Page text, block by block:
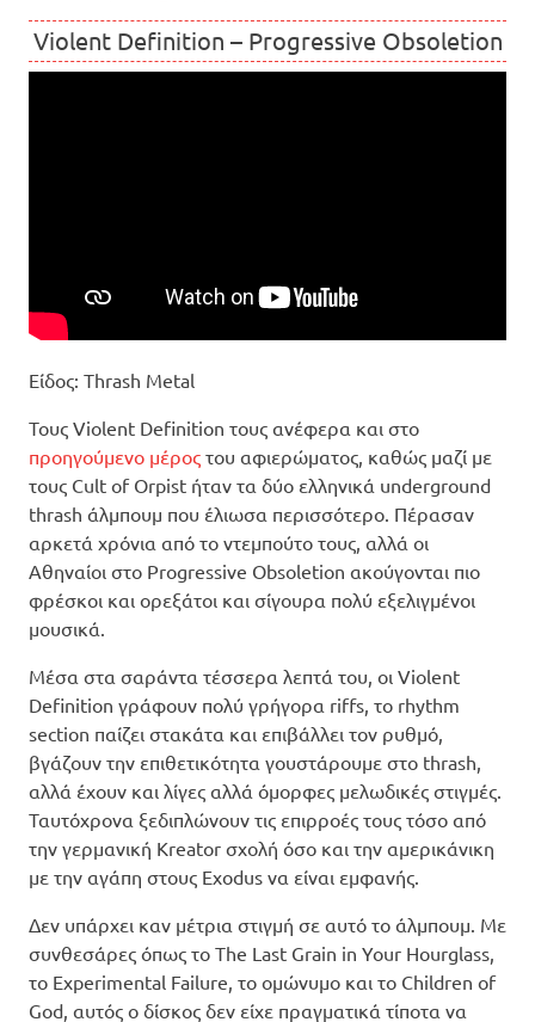
Violent Definition – Progressive Obsoletion
Είδος: Thrash Metal
Τους Violent Definition τους ανέφερα και στο
προηγούμενο μέρος του αφιερώματος, καθώς μαζί με
τους Cult of Orpist ήταν τα δύο ελληνικά underground
thrash άλμπουμ που έλιωσα περισσότερο. Πέρασαν
αρκετά χρόνια από το ντεμπούτο τους, αλλά οι
Αθηναίοι στο Progressive Obsoletion ακούγονται πιο
φρέσκοι και ορεξάτοι και σίγουρα πολύ εξελιγμένοι
μουσικά.
Μέσα στα σαράντα τέσσερα λεπτά του, οι Violent
Definition γράφουν πολύ γρήγορα riffs, το rhythm
section παίζει στακάτα και επιβάλλει τον ρυθμό,
βγάζουν την επιθετικότητα γουστάρουμε στο thrash,
αλλά έχουν και λίγες αλλά όμορφες μελωδικές στιγμές.
Ταυτόχρονα ξεδιπλώνουν τις επιρροές τους τόσο από
την γερμανική Kreator σχολή όσο και την αμερικάνικη
με την αγάπη στους Exodus να είναι εμφανής.
Δεν υπάρχει καν μέτρια στιγμή σε αυτό το άλμπουμ. Με
συνθεσάρες όπως το The Last Grain in Your Hourglass,
το Experimental Failure, το ομώνυμο και το Children of
God, αυτός ο δίσκος δεν είχε πραγματικά τίποτα να